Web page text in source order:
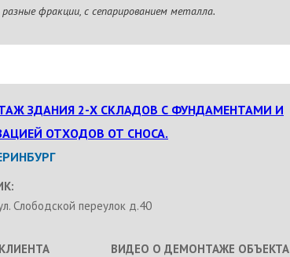
фракции, с сепарированием металла.
ЗДАНИЯ 2-Х СКЛАДОВ С ФУНДАМЕНТАМИ И
ОТХОДОВ ОТ СНОСА.
Слободской переулок д.40
ВИДЕО О ДЕМОНТАЖЕ ОБЪЕКТА